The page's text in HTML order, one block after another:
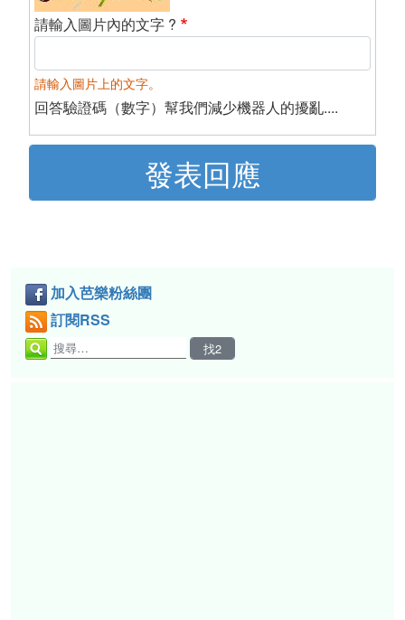
請輸入圖片內的文字 ?
請輸入圖片上的文字。
回答驗證碼（數字）幫我們減少機器人的擾亂....
加入芭樂粉絲團
訂閱RSS